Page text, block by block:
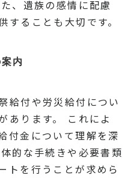
、遺族の感情に配慮
することも大切です。
内
給付や労災給付につい
あります。 これによ
付金について理解を深
的な手続きや必要書類
トを行うことが求めら